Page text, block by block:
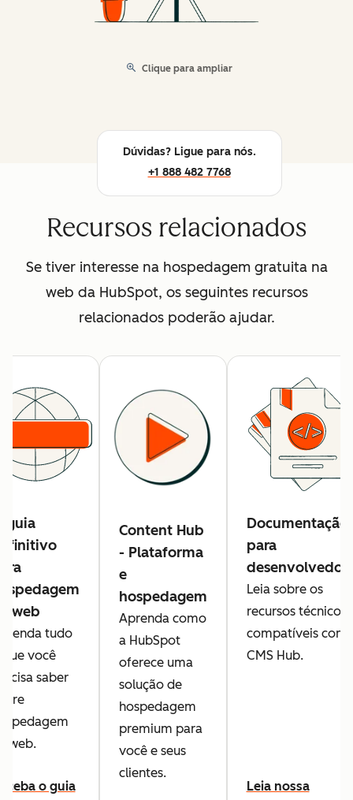
Clique para ampliar
Dúvidas? Ligue para nós.
+1 888 482 7768
Recursos relacionados
Se tiver interesse na hospedagem gratuita na
web da HubSpot, os seguintes recursos
relacionados poderão ajudar.
guia
web
tudo
você
saber
web.
o guia
Content Hub
- Plataforma
e
hospedagem
Aprenda como
a HubSpot
oferece uma
solução de
hospedagem
premium para
você e seus
clientes.
Documentação
para
Leia sobre os
recursos técnicos
compatíveis com
CMS Hub.
Leia nossa